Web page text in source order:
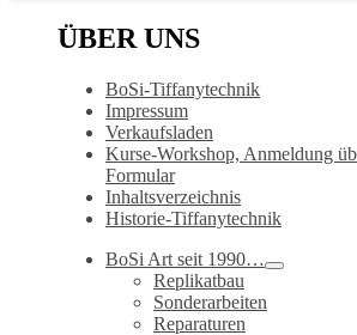
ÜBER UNS
BoSi-Tiffanytechnik
Impressum
Verkaufsladen
Kurse-Workshop, Anmeldung
Formular
Inhaltsverzeichnis
Historie-Tiffanytechnik
BoSi Art seit 1990…
Replikatbau
Sonderarbeiten
Reparaturen